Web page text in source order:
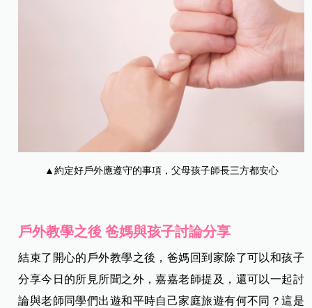
▲約定好戶外應遵守的事項，父母孩子師長三方都安心
戶外教學之後 爸媽與孩子討論分享
結束了開心的戶外教學之後，爸媽回到家除了可以和孩子
分享今日的所見所聞之外，嘉嘉老師提及，還可以一起討
論與老師同學們出遊和平時自己家庭旅遊有何不同？這是